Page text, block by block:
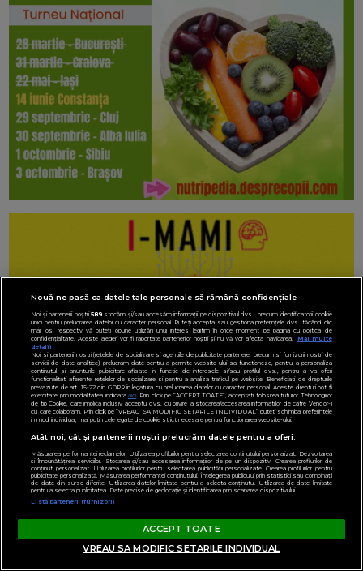
Nouă ne pasă ca datele tale personale să rămână confidențiale
Noi și partenerii noștri589stocăm și/sau accesăm informații pe dispozitivul dvs., precum identificatorii cookie
unici pentru prelucrarea datelor cu caracter personal. Puteți accepta sau gestiona preferințele dvs. făcând clic
mai jos, respectiv vă puteți opune utilizării unui interes legitim în orice moment pe pagina cu politica de
confidențialitate. Aceste alegeri vor fi raportate partenerilor noștri și nu vă vor afecta navigarea.
Mai multe
detalii
Noi si partenerii nostri (retelele de socializare si agentiile de publicitate partenere, precum si furnizorii nostri de
servicii de date analitice) prelucram date pentru a permite website-ului sa functioneze, pentru a personaliza
continutul si anunturile publicitare afisate in functie de interesele si/sau profilul dvs., pentru a va oferi
functionalitati aferente retelelor de socializare si pentru a analiza traficul pe website. Beneficiati de drepturile
prevazute de art. 15-22 din GDPR in legatura cu prelucrarea datelor cu caracter personal. Aceste drepturi pot fi
exercitate prin modalitatea indicataaici. Prin click pe “ACCEPT TOATE”, acceptati folosirea tuturor Tehnologiilor
de tip Cookie, care implica inclusiv acceptul dvs. cu privire la stocarea/accesarea informatiilor de catre Vendor-ii
cu care colaboram. Prin click pe “VREAU SA MODIFIC SETARILE INDIVIDUAL” puteti schimba preferintele
in mod individual, mai putin cele legate de cookie strict necesare pentru functionarea website-ului.
Atât noi, cât și partenerii noștri prelucrăm datele pentru a oferi:
Măsurarea performanței reclamelor. Utilizarea profilurilor pentru selectarea conținutului personalizat. Dezvoltarea
și îmbunătățirea serviciilor. Stocarea și/sau accesarea informațiilor de pe un dispozitiv. Crearea profilurilor de
conținut personalizat. Utilizarea profilurilor pentru selectarea publicității personalizate. Crearea profilurilor pentru
publicitate personalizată. Măsurarea performanței conținutului. Înțelegerea publicului prin statistici sau combinații
de date din surse diferite. Utilizarea datelor limitate pentru a selecta conținutul. Utilizarea de date limitate
pentru a selecta publicitatea. Date precise de geolocație și identificarea prin scanarea dispozitivului.
Listă parteneri (furnizori)
ACCEPT TOATE
VREAU SA MODIFIC SETARILE INDIVIDUAL